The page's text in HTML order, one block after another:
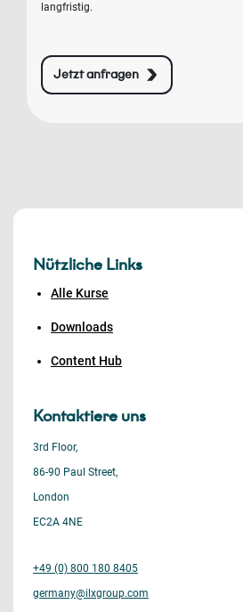
langfristig.
Jetzt anfragen
Nützliche Links
Alle Kurse
Downloads
Content Hub
Kontaktiere uns
3rd Floor,
86-90 Paul Street,
London
EC2A 4NE
+49 (0) 800 180 8405
germany@ilxgroup.com